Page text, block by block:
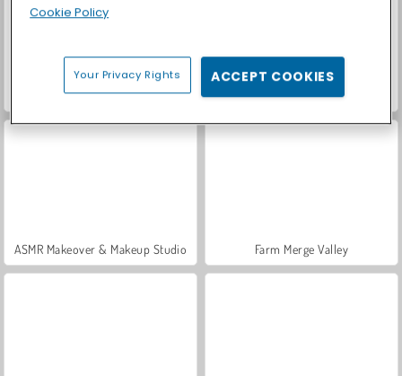
Casino World Let's Fish!
ASMR Makeover & Makeup Studio Farm Merge Valley
Cookie Policy
Your Privacy Rights ACCEPT COOKIES